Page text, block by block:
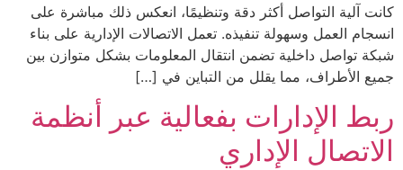
كانت آلية التواصل أكثر دقة وتنظيمًا، انعكس ذلك مباشرة على
انسجام العمل وسهولة تنفيذه. تعمل الاتصالات الإدارية على بناء
شبكة تواصل داخلية تضمن انتقال المعلومات بشكل متوازن بين
جميع الأطراف، مما يقلل من التباين في […]
ربط الإدارات بفعالية عبر أنظمة
الاتصال الإداري